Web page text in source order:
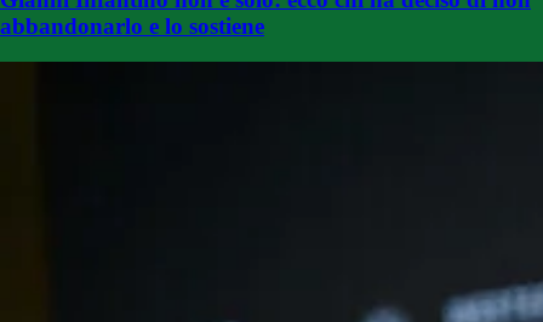
abbandonarlo e lo sostiene